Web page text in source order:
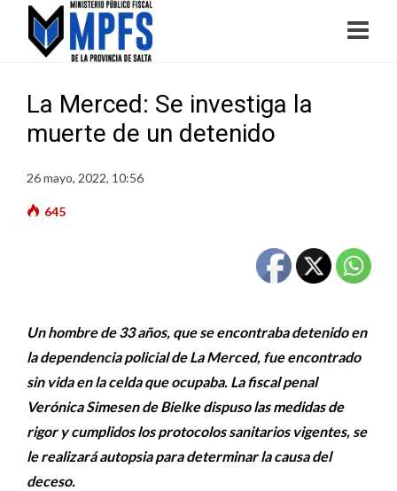
La Merced: Se investiga la
muerte de un detenido
26 mayo, 2022, 10:56
645
Un hombre de 33 años, que se encontraba detenido en
la dependencia policial de La Merced, fue encontrado
sin vida en la celda que ocupaba. La fiscal penal
Verónica Simesen de Bielke dispuso las medidas de
rigor y cumplidos los protocolos sanitarios vigentes, se
le realizará autopsia para determinar la causa del
deceso.